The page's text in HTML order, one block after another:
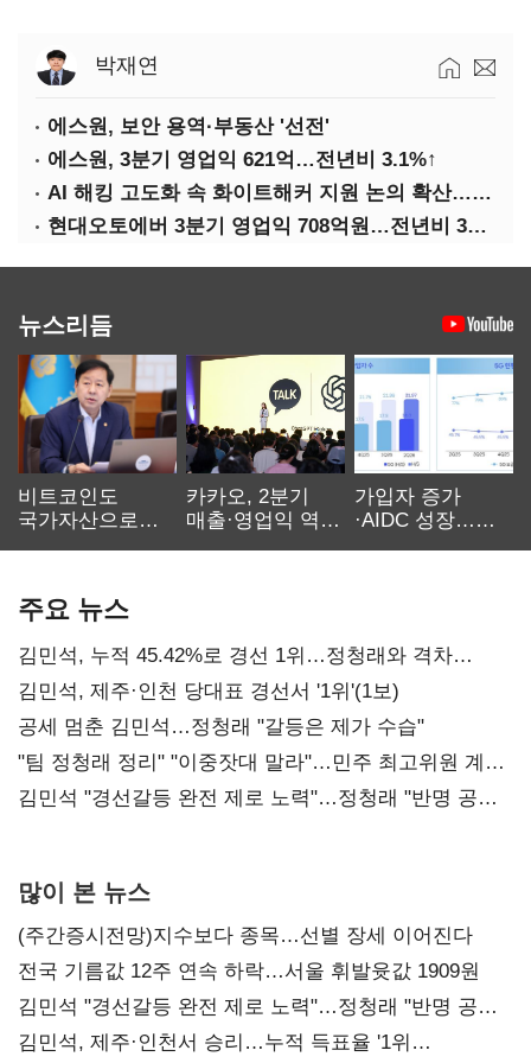
박재연
에스원, 보안 용역·부동산 '선전'
에스원, 3분기 영업익 621억…전년비 3.1%↑
AI 해킹 고도화 속 화이트해커 지원 논의 확산…'버그바운티' 재조명
현대오토에버 3분기 영업익 708억원…전년비 34.8%↑
뉴스리듬
비트코인도
국가자산으로…'
카카오, 2분기
매출·영업익 역대
가입자 증가
·AIDC 성장…
주요 뉴스
김민석, 누적 45.42%로 경선 1위…정청래와 격차
0.86%p(2보)
김민석, 제주·인천 당대표 경선서 '1위'(1보)
공세 멈춘 김민석…정청래 "갈등은 제가 수습"
"팀 정청래 정리" "이중잣대 말라"…민주 최고위원 계파
다툼 격화
김민석 "경선갈등 완전 제로 노력"…정청래 "반명 공세
많이 본 뉴스
(주간증시전망)지수보다 종목…선별 장세 이어진다
전국 기름값 12주 연속 하락…서울 휘발윳값 1909원
김민석 "경선갈등 완전 제로 노력"…정청래 "반명 공세
사과부터"
김민석, 제주·인천서 승리…누적 득표율 '1위